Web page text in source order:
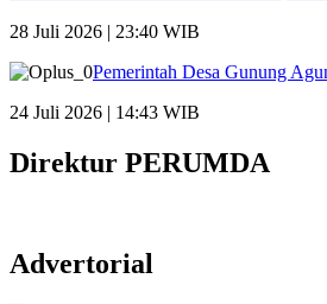
28 Juli 2026 | 23:40 WIB
Pemerintah Desa Gunung
24 Juli 2026 | 14:43 WIB
Direktur PERUMDA
Advertorial